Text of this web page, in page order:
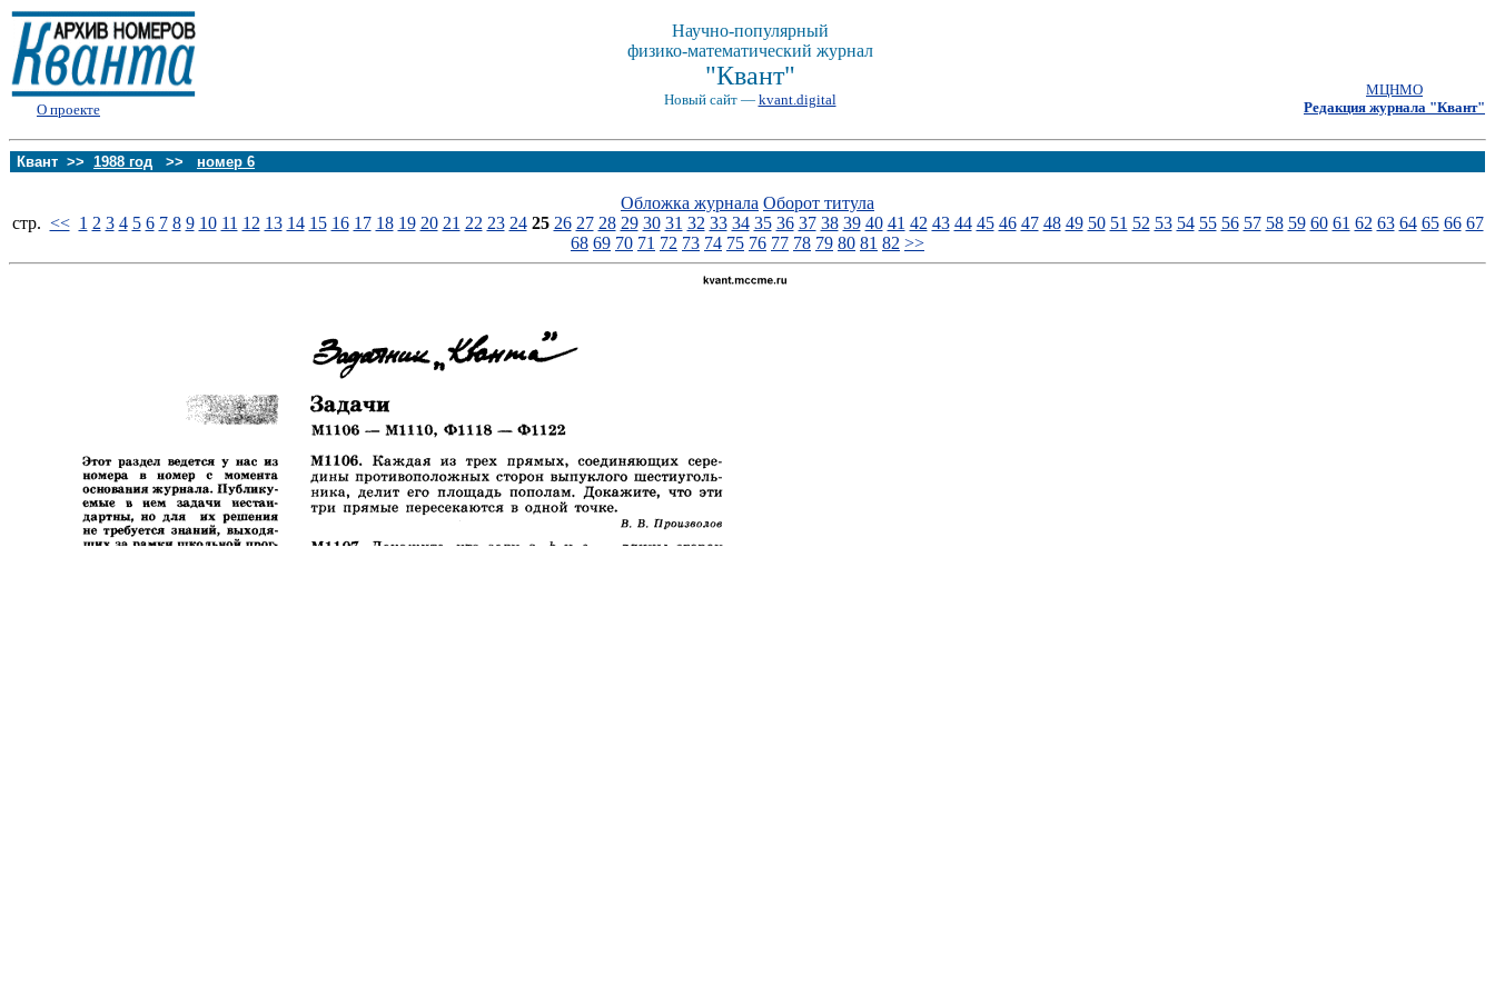
О проекте
Научно-популярный
физико-математический журнал
"Квант"
Новый сайт — kvant.digital
МЦНМО
Редакция журнала "Квант"
Квант >> 1988 год >> номер 6
Обложка журнала Оборот титула
стp. << 1 2 3 4 5 6 7 8 9 10 11 12 13 14 15 16 17 18 19 20 21 22 23 24 25 26 27 28 29 30 31 32 33 34 35 36 37 38 39 40 41 42 43 44 45 46 47 48 49 50 51 52 53 54 55 56 57 58 59 60 61 62 63 64 65 66 67
68 69 70 71 72 73 74 75 76 77 78 79 80 81 82 >>